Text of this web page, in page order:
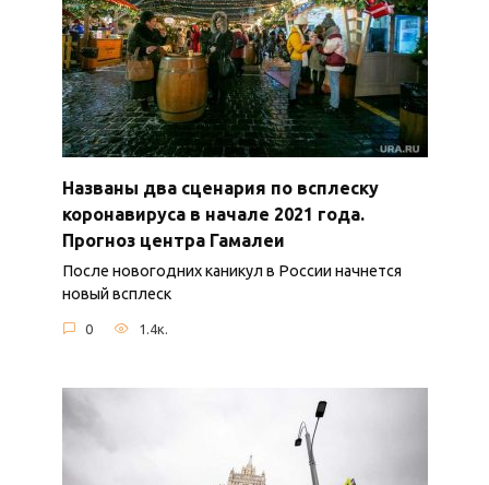
Названы два сценария по всплеску
коронавируса в начале 2021 года.
Прогноз центра Гамалеи
После новогодних каникул в России начнется
новый всплеск
0 1.4к.